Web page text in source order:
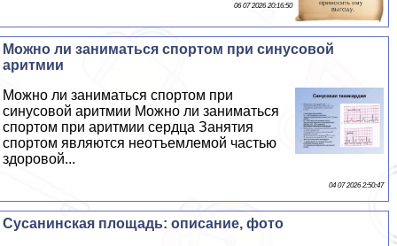
06 07 2026 20:16:50
Можно ли заниматься спортом при синусовой
аритмии
Можно ли заниматься спортом при
синусовой аритмии Можно ли заниматься
спортом при аритмии сердца Занятия
спортом являются неотъемлемой частью
здоровой...
04 07 2026 2:50:47
Сусанинская площадь: описание, фото